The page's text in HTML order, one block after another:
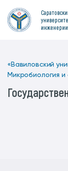
«Вавиловский
Микробиология